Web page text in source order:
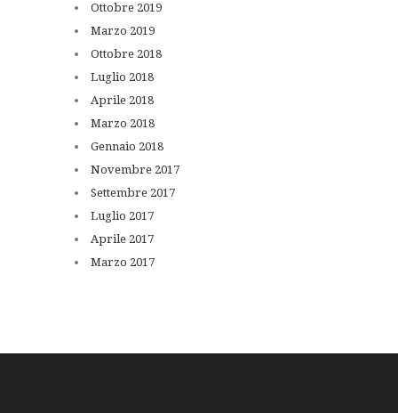
Ottobre 2019
Marzo 2019
Ottobre 2018
Luglio 2018
Aprile 2018
Marzo 2018
Gennaio 2018
Novembre 2017
Settembre 2017
Luglio 2017
Aprile 2017
Marzo 2017